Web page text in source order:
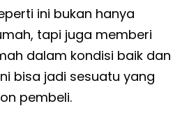
ini bukan hanya
tapi juga memberi
dalam kondisi baik dan
bisa jadi sesuatu yang
pembeli.